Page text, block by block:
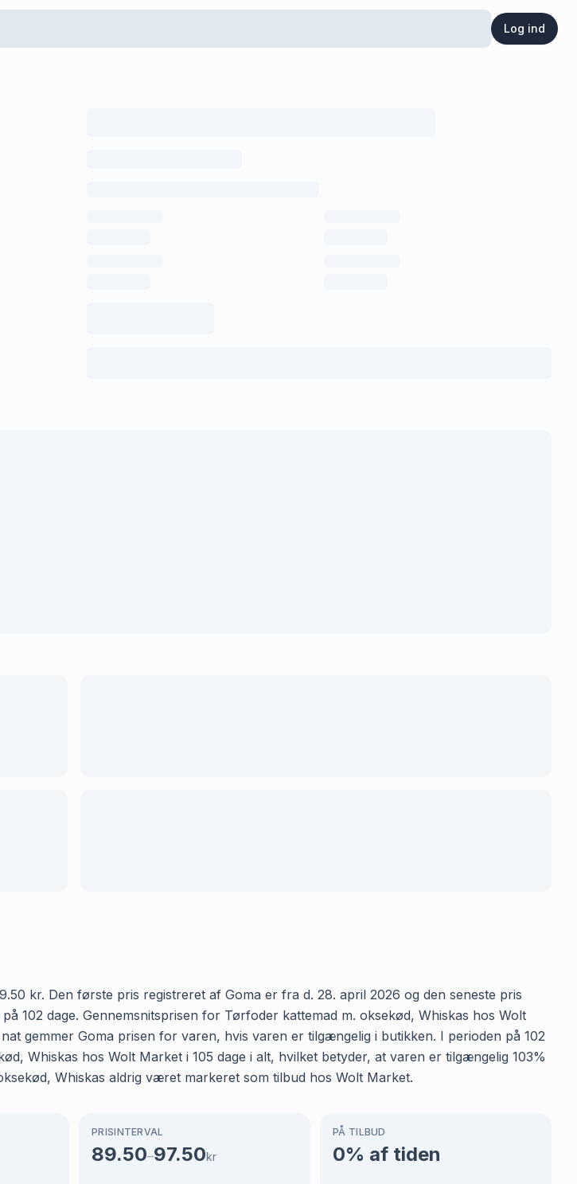
Log ind
kr. Den første pris registreret af Goma er fra d. 28. april 2026 og den seneste pris
102 dage. Gennemsnitsprisen for Tørfoder kattemad m. oksekød, Whiskas hos Wolt
gemmer Goma prisen for varen, hvis varen er tilgængelig i butikken. I perioden på 102
Whiskas hos Wolt Market i 105 dage i alt, hvilket betyder, at varen er tilgængelig 103%
Whiskas aldrig været markeret som tilbud hos Wolt Market.
PRISINTERVAL
89.50–97.50kr
PÅ TILBUD
0% af tiden